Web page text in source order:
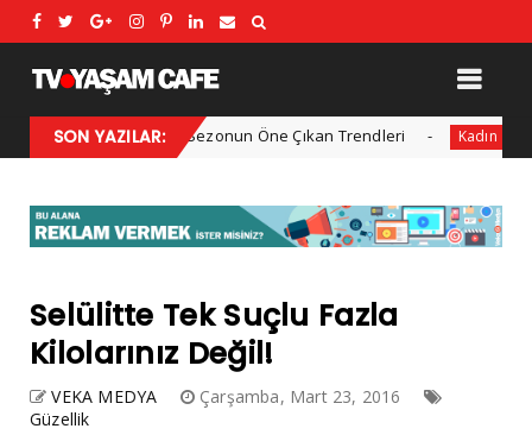
SON YAZILAR:
2025 Kış Modası: Sezonun Öne Çıkan Trendleri Kadın Her
Selülitte Tek Suçlu Fazla
Kilolarınız Değil!
VEKA MEDYA
Çarşamba, Mart 23, 2016
Güzellik